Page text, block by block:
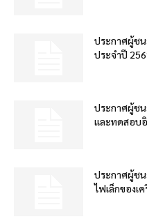
ประกาศผู้ชน
ประจำปี
ประกาศผู้ช
และทดสอบอิ
ประกาศผู้ชน
ไฟเล็กของเ